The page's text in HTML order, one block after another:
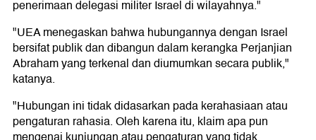
penerimaan delegasi militer Israel di wilayahnya."
"UEA menegaskan bahwa hubungannya dengan Israel
bersifat publik dan dibangun dalam kerangka Perjanjian
Abraham yang terkenal dan diumumkan secara publik,"
katanya.
"Hubungan ini tidak didasarkan pada kerahasiaan atau
pengaturan rahasia. Oleh karena itu, klaim apa pun